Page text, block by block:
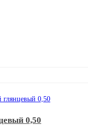
0,50